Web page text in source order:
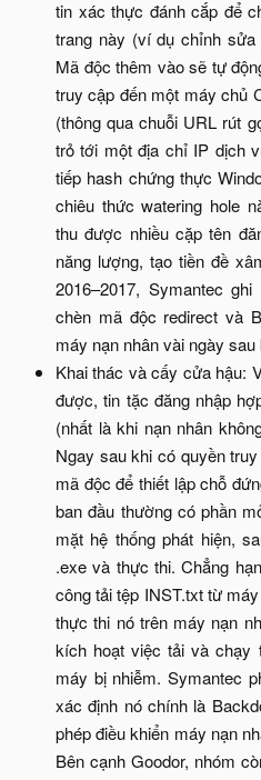
tin xác thực đánh cắp để
trang này (ví dụ chỉnh sửa
Mã độc thêm vào sẽ tự
truy cập đến một máy chủ
(thông qua chuỗi URL rút
trỏ tới một địa chỉ IP dịch
tiếp hash chứng thực
chiêu thức watering hole
thu được nhiều cặp tên
năng lượng, tạo tiền đề
2016–2017, Symantec
chèn mã độc redirect và
máy nạn nhân vài ngày
Khai thác và cấy cửa hậu:
được, tin tặc đăng nhập
(nhất là khi nạn nhân
Ngay sau khi có quyền
mã độc để thiết lập chỗ
ban đầu thường có phần
mặt hệ thống phát hiện,
.exe và thực thi. Chẳng
công tải tệp INST.txt từ
thực thi nó trên máy nạn
kích hoạt việc tải và chạy
máy bị nhiễm. Symantec
xác định nó chính là
phép điều khiển máy nạn
Bên cạnh Goodor, nhóm